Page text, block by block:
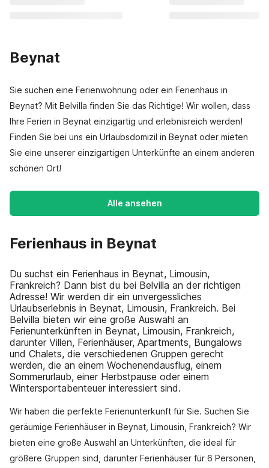
Beynat
Sie suchen eine Ferienwohnung oder ein Ferienhaus in
Beynat? Mit Belvilla finden Sie das Richtige! Wir wollen, dass
Ihre Ferien in Beynat einzigartig und erlebnisreich werden!
Finden Sie bei uns ein Urlaubsdomizil in Beynat oder mieten
Sie eine unserer einzigartigen Unterkünfte an einem anderen
schönen Ort!
Alle ansehen
Ferienhaus in Beynat
Du suchst ein Ferienhaus in Beynat, Limousin,
Frankreich? Dann bist du bei Belvilla an der richtigen
Adresse! Wir werden dir ein unvergessliches
Urlaubserlebnis in Beynat, Limousin, Frankreich. Bei
Belvilla bieten wir eine große Auswahl an
Ferienunterkünften in Beynat, Limousin, Frankreich,
darunter Villen, Ferienhäuser, Apartments, Bungalows
und Chalets, die verschiedenen Gruppen gerecht
werden, die an einem Wochenendausflug, einem
Sommerurlaub, einer Herbstpause oder einem
Wintersportabenteuer interessiert sind.
Wir haben die perfekte Ferienunterkunft für Sie. Suchen Sie
geräumige Ferienhäuser in Beynat, Limousin, Frankreich? Wir
bieten eine große Auswahl an Unterkünften, die ideal für
größere Gruppen sind, darunter Ferienhäuser für 6 Personen,